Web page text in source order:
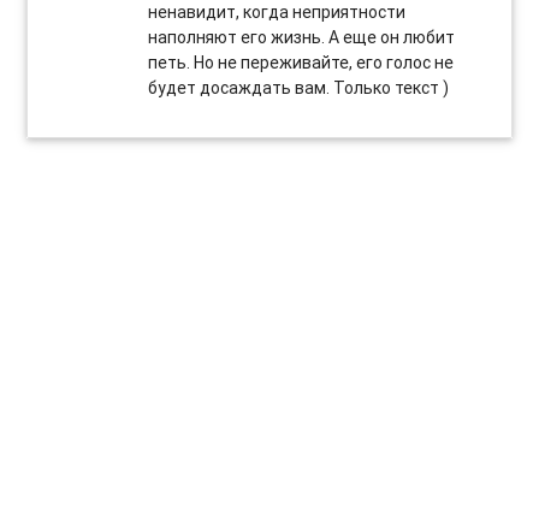
ненавидит, когда неприятности
наполняют его жизнь. А еще он любит
петь. Но не переживайте, его голос не
будет досаждать вам. Только текст )